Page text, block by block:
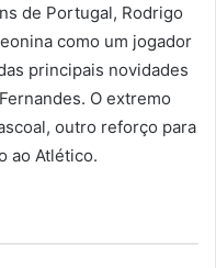
de Portugal, Rodrigo
como um jogador
principais novidades
O extremo
outro reforço para
ao Atlético.